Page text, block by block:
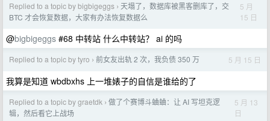
Replied to a topic by bigbigeggs › 天塌了，数据库被黑客删库了，交
BTC 才会恢复数据，大家有办法恢复数据么
5 月
15 日
@bigbigeggs #68 中转站 什么中转站？ ai 的吗
Replied to a topic by tyro › 前女友出轨 2 次，我负债 350 万 5 月 15 日
我算是知道 wbdbxhs 上一堆婊子的自信是谁给的了
Replied to a topic by graetdk › 做了个赛博斗蛐蛐：让 AI 写坦克逻
辑，然后看它上战场
5 月 13
日